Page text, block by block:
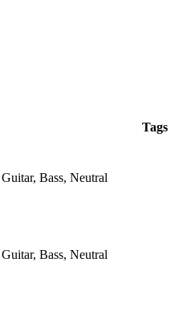
Tags
Bass, Neutral
Bass, Neutral